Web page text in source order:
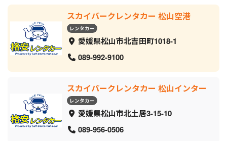
スカイパークレンタカー 松山空港
レンタカー
愛媛県松山市北吉田町1018-1
089-992-9100
スカイパークレンタカー 松山インター
レンタカー
愛媛県松山市北土居3-15-10
089-956-0506